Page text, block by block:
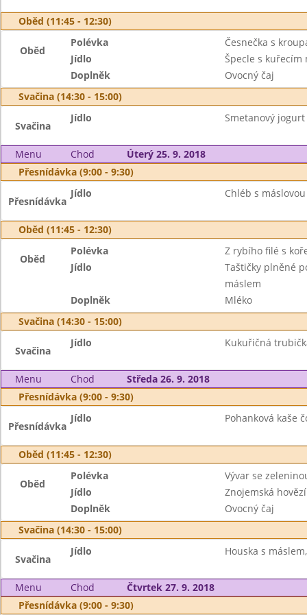
Oběd (11:45 - 12:30)
Oběd
Polévka
Česnečka s
Jídlo
Špecle s kuřecím
Doplněk
Ovocný čaj
Svačina (14:30 - 15:00)
Svačina
Jídlo Smetanový
Menu Chod
Úterý 25. 9. 2018
Přesnídávka (9:00 - 9:30)
Přesnídávka
Jídlo Chléb s
Oběd (11:45 - 12:30)
Oběd
Polévka
Z rybího filé s
Jídlo
Taštičky plněné
máslem
Doplněk
Mléko
Svačina (14:30 - 15:00)
Svačina
Jídlo Kukuřičná
Menu Chod
Středa 26. 9. 2018
Přesnídávka (9:00 - 9:30)
Přesnídávka
Jídlo Pohanková kaše
Oběd (11:45 - 12:30)
Oběd
Polévka
Vývar se
Jídlo
Znojemská
Doplněk
Ovocný čaj
Svačina (14:30 - 15:00)
Svačina
Jídlo Houska s
Menu Chod
Čtvrtek 27. 9. 2018
Přesnídávka (9:00 - 9:30)